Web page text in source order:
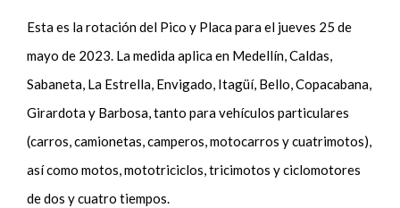
Esta es la rotación del Pico y Placa para el jueves 25 de
mayo de 2023. La medida aplica en Medellín, Caldas,
Sabaneta, La Estrella, Envigado, Itagüí, Bello, Copacabana,
Girardota y Barbosa, tanto para vehículos particulares
(carros, camionetas, camperos, motocarros y cuatrimotos),
así como motos, mototriciclos, tricimotos y ciclomotores
de dos y cuatro tiempos.